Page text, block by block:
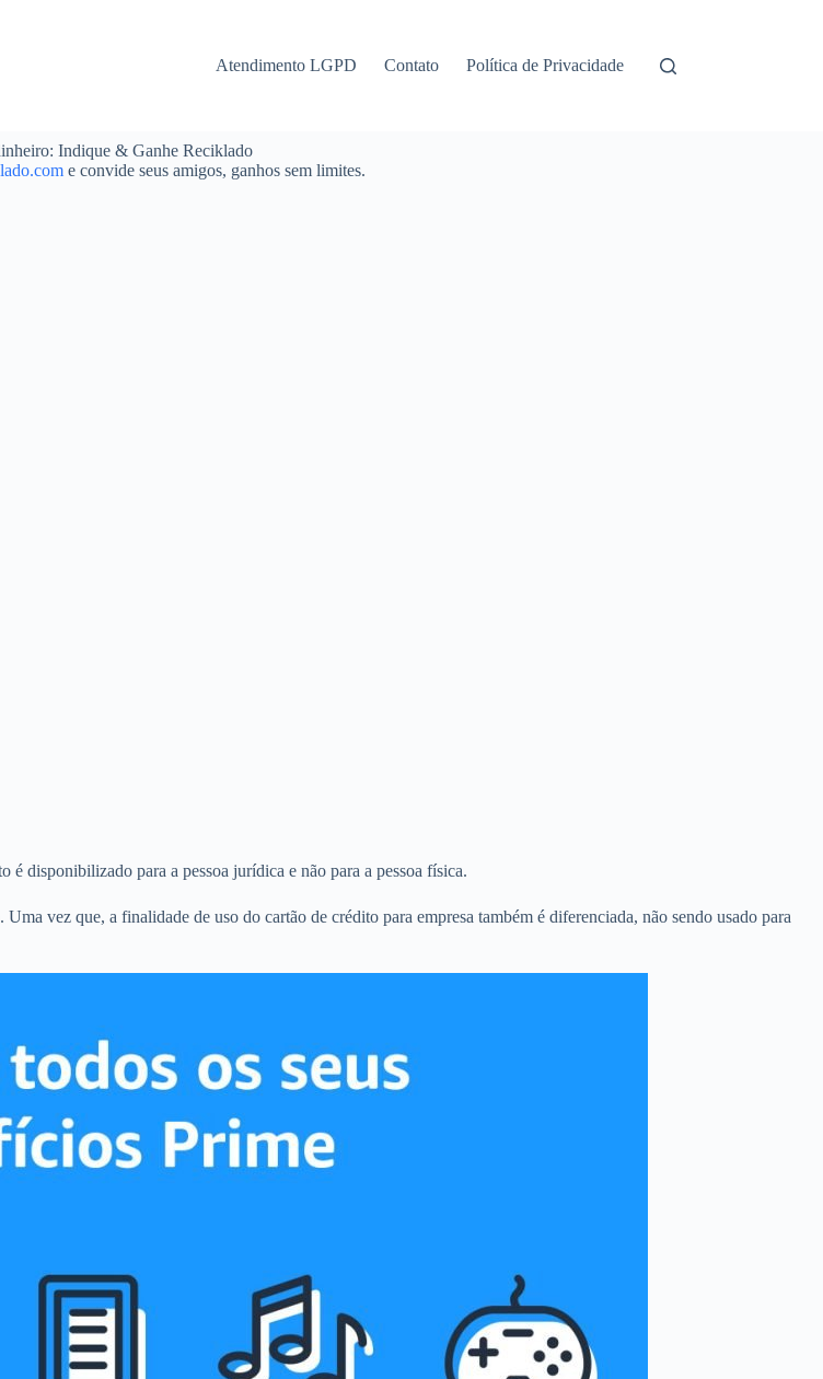
Atendimento LGPD Contato Política de Privacidade
Indique & Ganhe Reciklado
e convide seus amigos, ganhos sem limites.
disponibilizado para a pessoa jurídica e não para a pessoa física.
vez que, a finalidade de uso do cartão de crédito para empresa também é diferenciada, não sendo usado para